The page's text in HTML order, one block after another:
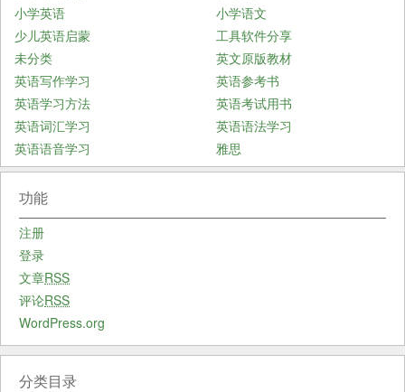
小学英语
小学语文
少儿英语启蒙
工具软件分享
未分类
英文原版教材
英语写作学习
英语参考书
英语学习方法
英语考试用书
英语词汇学习
英语语法学习
英语语音学习
雅思
功能
注册
登录
文章RSS
评论RSS
WordPress.org
分类目录